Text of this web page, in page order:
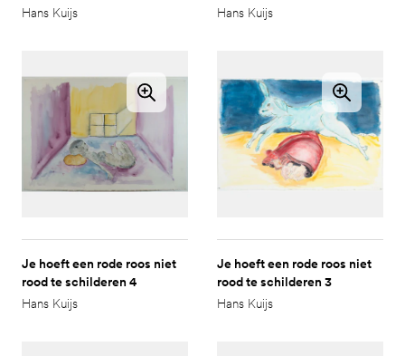
Hans Kuijs
Hans Kuijs
Je hoeft een rode roos niet
rood te schilderen 4
Hans Kuijs
Je hoeft een rode roos niet
rood te schilderen 3
Hans Kuijs